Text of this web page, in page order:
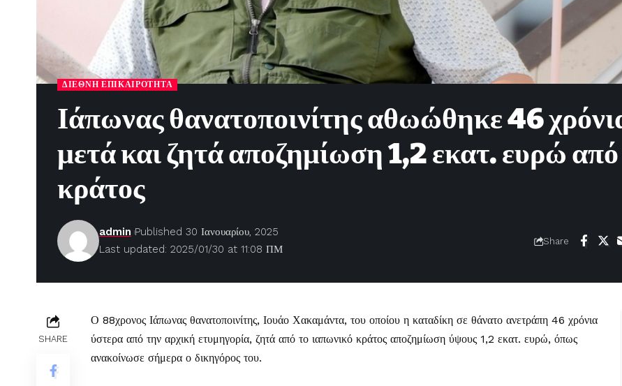
ΔΙΕΘΝΉ ΕΠΙΚΑΙΡΌΤΗΤΑ
Ιάπωνας θανατοποινίτης αθωώθηκε 46
μετά και ζητά αποζημίωση 1,2 εκατ. ευρώ από
κράτος
Last updated: 2025/01/30 at 11:08 ΠΜ
admin Published 30 Ιανουαρίου, 2025
Share
SHARE
Ο 88χρονος Ιάπωνας θανατοποινίτης, Ιουάο Χακαμάντα, του οποίου η καταδίκη σε θάνατο ανετράπη 46 χρόνια
ύστερα από την αρχική ετυμηγορία, ζητά από το ιαπωνικό κράτος αποζημίωση ύψους 1,2 εκατ. ευρώ, όπως
ανακοίνωσε σήμερα ο δικηγόρος του.